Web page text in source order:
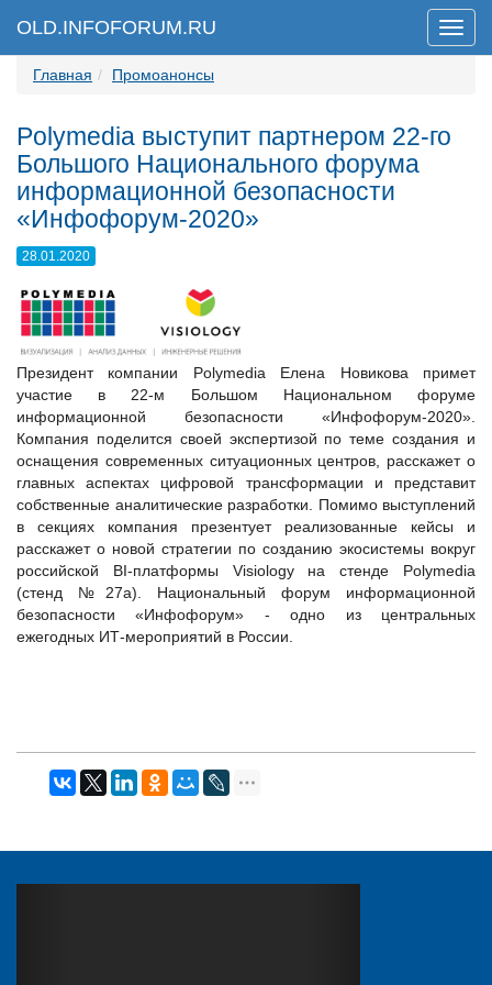
Меню
OLD.INFOFORUM.RU
Главная Промоанонсы
Polymedia выступит партнером 22-го
Большого Национального форума
информационной безопасности
«Инфофорум-2020»
28.01.2020
Президент компании Polymedia Елена Новикова примет
участие в 22-м Большом Национальном форуме
информационной безопасности «Инфофорум-2020».
Компания поделится своей экспертизой по теме создания и
оснащения современных ситуационных центров, расскажет о
главных аспектах цифровой трансформации и представит
собственные аналитические разработки. Помимо выступлений
в секциях компания презентует реализованные кейсы и
расскажет о новой стратегии по созданию экосистемы вокруг
российской BI-платформы Visiology на стенде Polymedia
(стенд №27а). Национальный форум информационной
безопасности «Инфофорум» - одно из центральных
ежегодных ИТ-мероприятий в России.